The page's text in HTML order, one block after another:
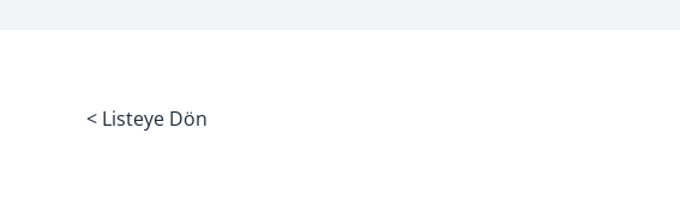
< Listeye Dön